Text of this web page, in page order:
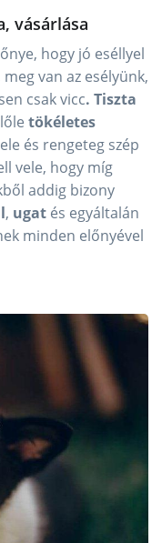
vásárlása
hogy jó eséllyel
van az esélyünk,
csak vicc. Tiszta
tökéletes
és rengeteg szép
vele, hogy míg
addig bizony
, ugat és egyáltalán
minden előnyével